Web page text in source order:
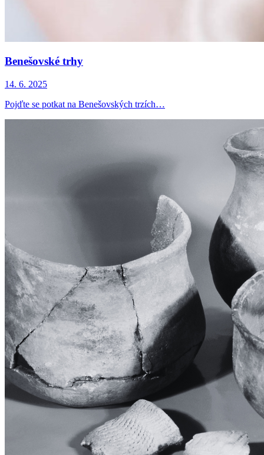
Benešovské trhy
14. 6. 2025
Pojďte se potkat na Benešovských trzích…